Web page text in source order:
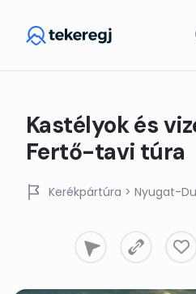
Kastélyok és
Fertő-tavi túra
Kerékpártúra > Nyugat-